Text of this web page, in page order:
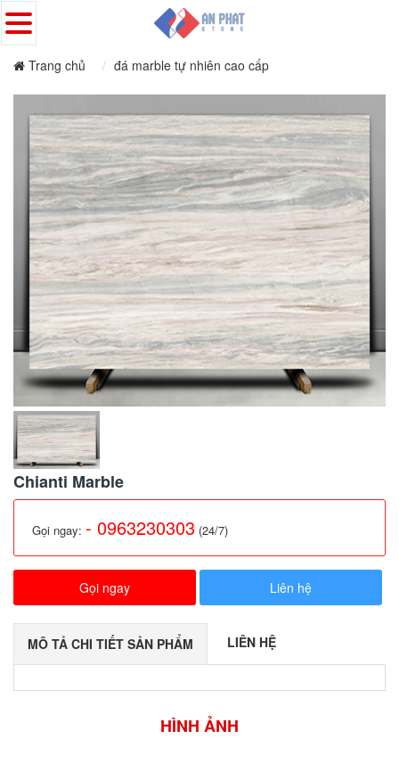
Trang chủ đá marble tự nhiên cao cấp
Chianti Marble
Gọi ngay: - 0963230303 (24/7)
Gọi ngay Liên hệ
MÔ TẢ CHI TIẾT SẢN PHẨM LIÊN HỆ
HÌNH ẢNH